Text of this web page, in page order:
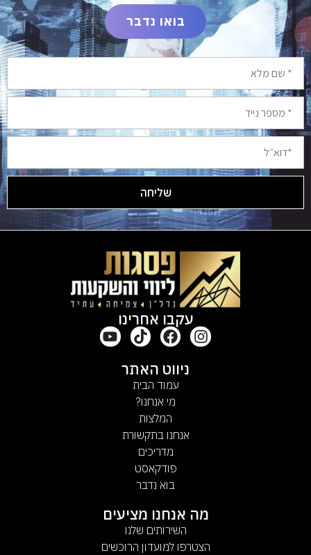
בואו נדבר
שליחה
Alternative:
עקבו אחרינו
ניווט האתר
עמוד הבית
מי אנחנו?
המלצות
אנחנו בתקשורת
מדריכים
פודקאסט
בוא נדבר
מה אנחנו מציעים
השירותים שלנו
הצטרפו למועדון הרוכשים